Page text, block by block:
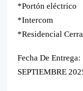
*Portón eléctrico
*Intercom
*Residencial
Fecha De Entrega:
SEPTIEMBRE